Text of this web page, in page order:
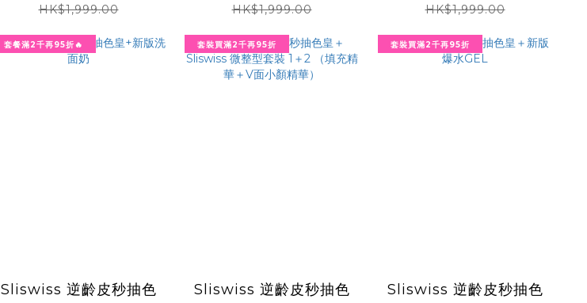
HK$1,999.00
HK$1,999.00
HK$1,999.00
套餐滿2千再95折🔥
Sliswiss 逆齡皮秒抽色
套裝買滿2千再95折
Sliswiss 逆齡皮秒抽色
套裝買滿2千再95折
Sliswiss 逆齡皮秒抽色